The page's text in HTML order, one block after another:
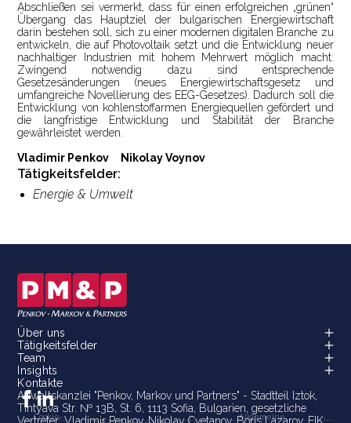
Abschließen sei vermerkt, dass für einen erfolgreichen „grünen“
Übergang das Hauptziel der bulgarischen Energiewirtschaft
darin bestehen soll, sich zu einer modernen digitalen Branche zu
entwickeln, die auf Photovoltaik setzt und die Entwicklung neuer
nachhaltiger Industrien mit hohem Mehrwert möglich macht.
Zwingend notwendig dazu sind entsprechende
Gesetzesänderungen (neues Energiewirtschaftsgesetz und
umfangreiche Novellierung des EEG-Gesetzes). Dadurch soll die
Entwicklung von kohlenstoffarmen Energiequellen gefördert und
die langfristige Entwicklung und Stabilität der Branche
gewährleistet werden.
Vladimir Penkov Nikolay Voynov
Tätigkeitsfelder:
Energie & Umwelt
Über uns
Tätigkeitsfelder
Team
Insights
Kontakte
Anwaltskanzlei "Penkov, Markov und Partners" - Stadtteil Iztok,
Tintyava Str. № 13B, St. 6, 1113 Sofia, Bulgarien, gesetzliche
Cookie-
Allgemeine